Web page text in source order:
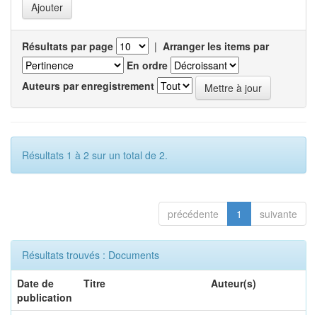
Résultats par page | Arranger les items par
En ordre
Auteurs par enregistrement
Résultats 1 à 2 sur un total de 2.
précédente 1 suivante
Résultats trouvés : Documents
Date de
publication
Titre Auteur(s)